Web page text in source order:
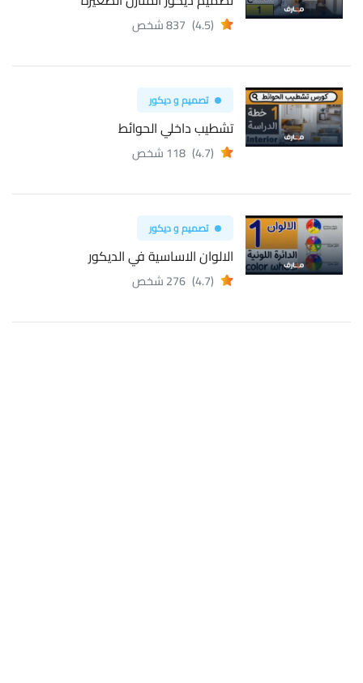
(4.5) 837 شخص
تصميم و ديكور
تشطيب داخلي الحوائط
(4.7) 118 شخص
تصميم و ديكور
الالوان الاساسية في الديكور
(4.7) 276 شخص